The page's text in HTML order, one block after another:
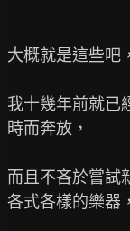
大概就是這些吧
我十幾年前就已
時而奔放，
而且不吝於嘗試
各式各樣的樂器，